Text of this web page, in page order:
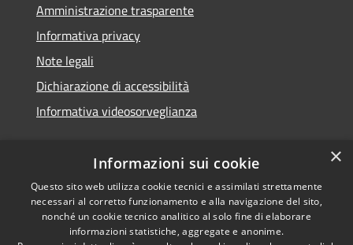
Amministrazione trasparente
Informativa privacy
Note legali
Dichiarazione di accessibilità
Informativa videosorveglianza
RSS
Accessibilità
Copyright © 2026 • Comune di
Acate • Powered by
×
Informazioni sui cookie
Questo sito web utilizza cookie tecnici e assimilati strettamente
necessari al corretto funzionamento e alla navigazione del sito,
nonché un cookie tecnico analitico al solo fine di elaborare
informazioni statistiche, aggregate e anonime.